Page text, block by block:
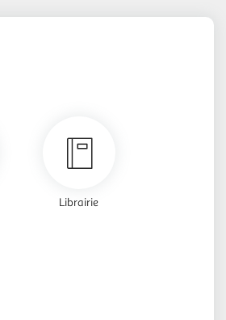
Librairie